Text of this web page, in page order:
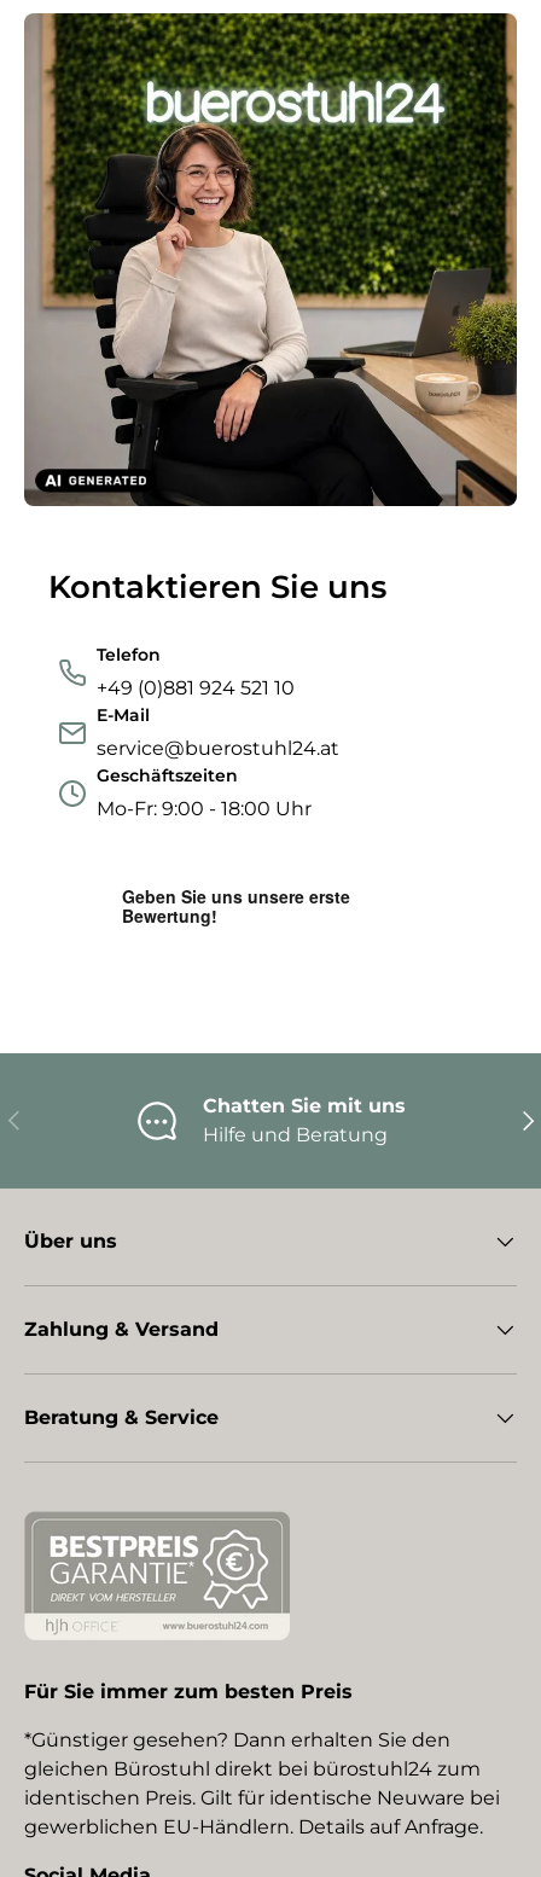
Kontaktieren Sie uns
Telefon
+49 (0)881 924 521 10
E-Mail
service@buerostuhl24.at
Geschäftszeiten
Mo-Fr: 9:00 - 18:00 Uhr
Vorherige
Chatten Sie mit uns
Hilfe und Beratung
Über uns
Zahlung & Versand
Beratung & Service
Für Sie immer zum besten Preis
*Günstiger gesehen? Dann erhalten Sie den
gleichen Bürostuhl direkt bei bürostuhl24 zum
identischen Preis. Gilt für identische Neuware bei
gewerblichen EU-Händlern. Details auf Anfrage.